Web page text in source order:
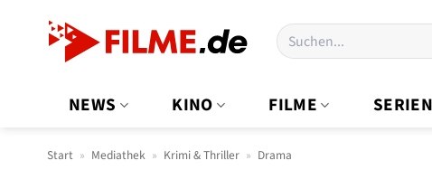
Suchen
nach:
NEWS KINO FILME SERIEN
Start » Mediathek » Krimi & Thriller » Drama